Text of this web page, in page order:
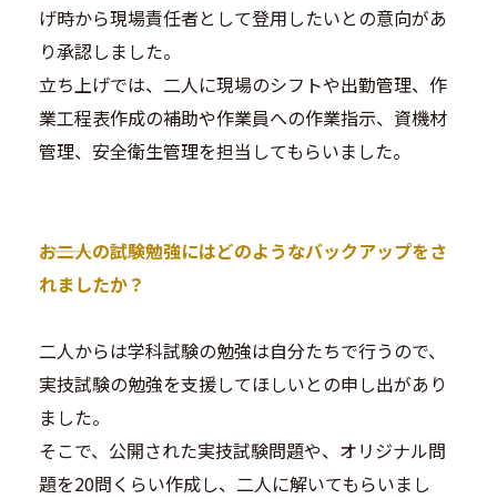
げ時から現場責任者として登用したいとの意向があ
り承認しました。
立ち上げでは、二人に現場のシフトや出勤管理、作
業工程表作成の補助や作業員への作業指示、資機材
管理、安全衛生管理を担当してもらいました。
―――お二人の試験勉強にはどのようなバックアップをさ
れましたか？
二人からは学科試験の勉強は自分たちで行うので、
実技試験の勉強を支援してほしいとの申し出があり
ました。
そこで、公開された実技試験問題や、オリジナル問
題を20問くらい作成し、二人に解いてもらいまし